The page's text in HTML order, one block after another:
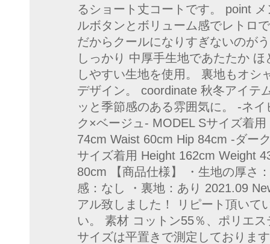
るショート丈コートです。 point
ルボタンとボリューム感でレトロ
だからクールになりすぎないのが
しっかり 中厚手生地であたたか
しやすい生地を使用。 裏地もオシ
デザイン。 coordinate 秋冬アイテ
ッと季節感のある雰囲気に。 -ネ
ク×ベージュ- MODEL Sサイズ着
74cm Waist 60cm Hip 84cm -ダー
サイズ着用 Height 162cm Weight
80cm 【商品仕様】 ・生地の厚さ
感：なし ・裏地：あり 2021.09
アル致しました！ リピート頂いて
い。 素材 コットン55％、ポリエ
サイズは平置きで測定しておりま